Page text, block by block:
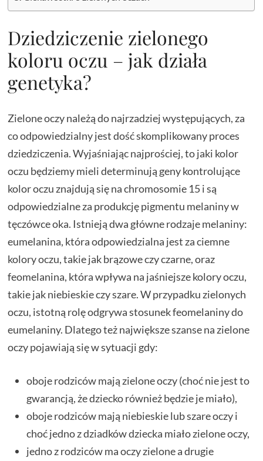
Dziedziczenie zielonego
koloru oczu – jak działa
genetyka?
Zielone oczy należą do najrzadziej występujących, za
co odpowiedzialny jest dość skomplikowany proces
dziedziczenia. Wyjaśniając najprościej, to jaki kolor
oczu będziemy mieli determinują geny kontrolujące
kolor oczu znajdują się na chromosomie 15 i są
odpowiedzialne za produkcję pigmentu melaniny w
tęczówce oka. Istnieją dwa główne rodzaje melaniny:
eumelanina, która odpowiedzialna jest za ciemne
kolory oczu, takie jak brązowe czy czarne, oraz
feomelanina, która wpływa na jaśniejsze kolory oczu,
takie jak niebieskie czy szare. W przypadku zielonych
oczu, istotną rolę odgrywa stosunek feomelaniny do
eumelaniny. Dlatego też największe szanse na zielone
oczy pojawiają się w sytuacji gdy:
oboje rodziców mają zielone oczy (choć nie jest to
gwarancją, że dziecko również będzie je miało),
oboje rodziców mają niebieskie lub szare oczy i
choć jedno z dziadków dziecka miało zielone oczy,
jedno z rodziców ma oczy zielone a drugie